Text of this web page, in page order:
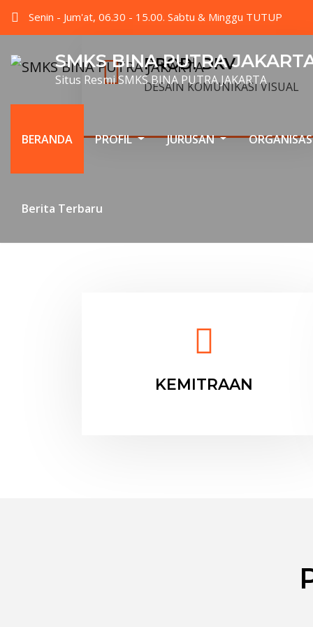
Senin - Jum'at, 06.30 - 15.00. Sabtu & Minggu TUTUP
SMKS BINA PUTRA
Situs Resmi SMKS BINA PUTRA JAKARTA
BERANDA PROFIL JURUSAN
Berita Terbaru
PRODI DKV
DESAIN KOMUNIKASI VISUAL
KEMITRAAN